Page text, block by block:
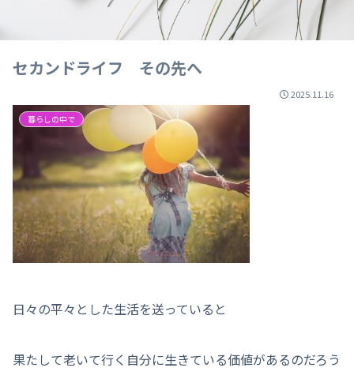
セカンドライフ その先へ
2025.11.16
暮らしの中で
日々の平々とした生活を送っていると
果たして老いて行く自分に生きている価値があるのだろう